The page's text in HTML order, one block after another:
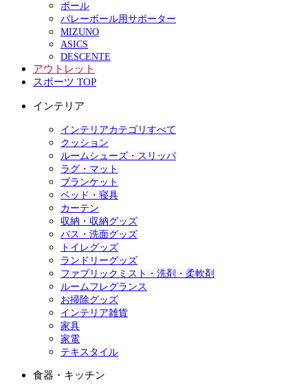
ボール
バレーボール用サポーター
MIZUNO
ASICS
DESCENTE
アウトレット
スポーツ TOP
インテリア
インテリアカテゴリすべて
クッション
ルームシューズ・スリッパ
ラグ・マット
ブランケット
ベッド・寝具
カーテン
収納・収納グッズ
バス・洗面グッズ
トイレグッズ
ランドリーグッズ
ファブリックミスト・洗剤・柔軟剤
ルームフレグランス
お掃除グッズ
インテリア雑貨
家具
家電
テキスタイル
食器・キッチン